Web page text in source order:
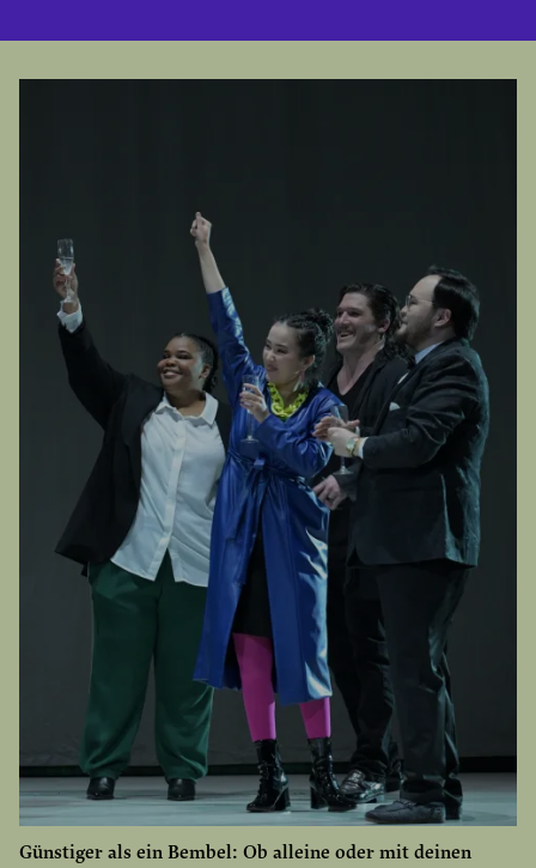
Günstiger als ein Bembel: Ob alleine oder mit deinen